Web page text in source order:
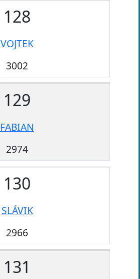
128
VOJTEK
3002
129
FABIAN
2974
130
SLÁVIK
2966
131